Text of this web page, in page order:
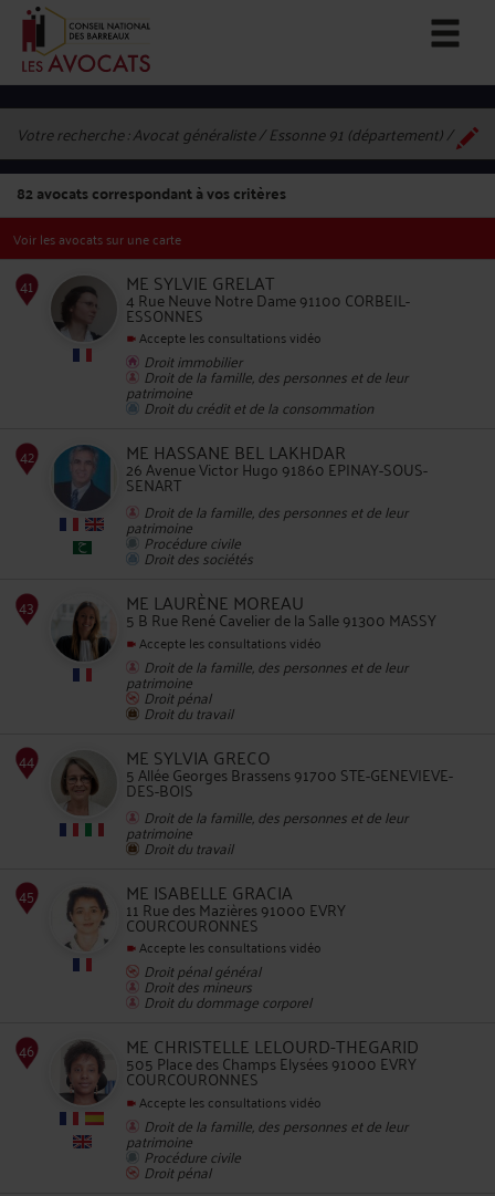
Votre recherche :Avocat généraliste / Essonne 91 (département)
82avocats correspondant à vos critères
Voir les avocats sur une carte
ME SYLVIE GRELAT
4 Rue Neuve Notre Dame 91100 CORBEIL-
ESSONNES
Accepte les consultations vidéo
Droit immobilier
Droit de la famille, des personnes et de leur
patrimoine
Droit du crédit et de la consommation
ME HASSANE BEL LAKHDAR
26 Avenue Victor Hugo 91860 EPINAY-SOUS-
SENART
Droit de la famille, des personnes et de leur
patrimoine
Procédure civile
Droit des sociétés
43
ME LAURÈNE MOREAU
5 B Rue René Cavelier de la Salle 91300 MASSY
Accepte les consultations vidéo
Droit de la famille, des personnes et de leur
patrimoine
Droit pénal
Droit du travail
ME SYLVIA GRECO
5 Allée Georges Brassens 91700 STE-GENEVIEVE-
DES-BOIS
Droit de la famille, des personnes et de leur
patrimoine
Droit du travail
ME ISABELLE GRACIA
11 Rue des Mazières 91000 EVRY
COURCOURONNES
Accepte les consultations vidéo
Droit pénal général
Droit des mineurs
Droit du dommage corporel
ME CHRISTELLE LELOURD-THEGARID
505 Place des Champs Elysées 91000 EVRY
COURCOURONNES
Accepte les consultations vidéo
Droit de la famille, des personnes et de leur
patrimoine
Procédure civile
Droit pénal